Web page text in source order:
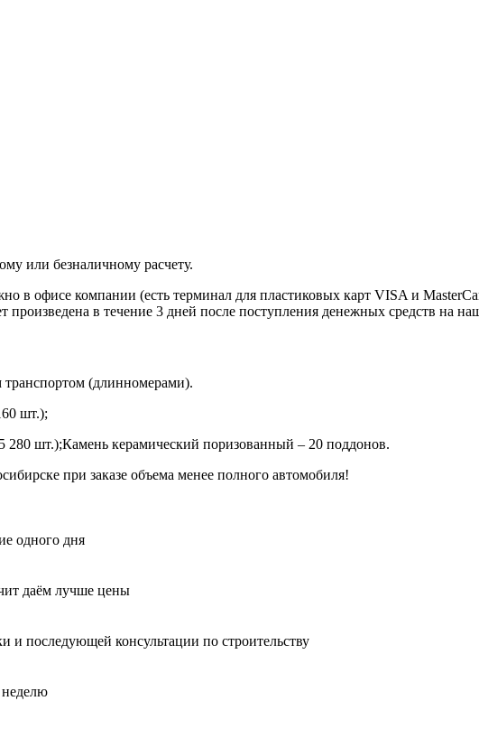
или безналичному расчету.
в офисе компании (есть терминал для пластиковых карт VISA и
произведена в течение 3 дней после поступления денежных средств на
транспортом (длинномерами).
шт.);
шт.);Камень керамический поризованный – 20 поддонов.
при заказе объема менее полного автомобиля!
одного дня
даём лучше цены
и последующей консультации по строительству
неделю